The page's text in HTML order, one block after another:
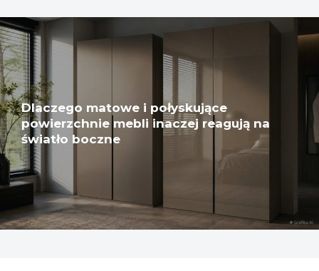
Dlaczego matowe i połyskujące
powierzchnie mebli inaczej reagują na
światło boczne